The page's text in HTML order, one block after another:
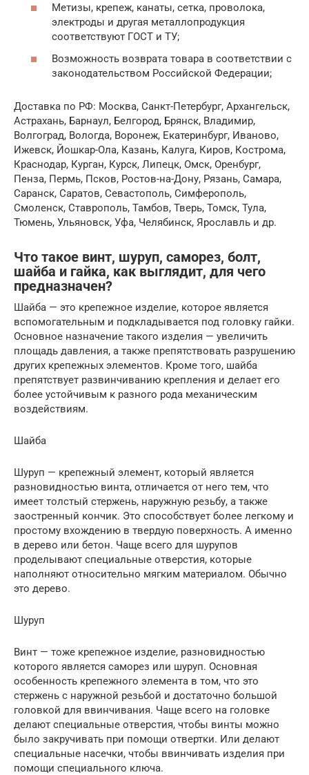
Метизы, крепеж, канаты, сетка, проволока,
электроды и другая металлопродукция
соответствуют ГОСТ и ТУ;
Возможность возврата товара в соответствии с
законодательством Российской Федерации;
Доставка по РФ: Москва, Санкт-Петербург, Архангельск,
Астрахань, Барнаул, Белгород, Брянск, Владимир,
Волгоград, Вологда, Воронеж, Екатеринбург, Иваново,
Ижевск, Йошкар-Ола, Казань, Калуга, Киров, Кострома,
Краснодар, Курган, Курск, Липецк, Омск, Оренбург,
Пенза, Пермь, Псков, Ростов-на-Дону, Рязань, Самара,
Саранск, Саратов, Севастополь, Симферополь,
Смоленск, Ставрополь, Тамбов, Тверь, Томск, Тула,
Тюмень, Ульяновск, Уфа, Челябинск, Ярославль и др.
Что такое винт, шуруп, саморез, болт,
шайба и гайка, как выглядит, для чего
предназначен?
Шайба — это крепежное изделие, которое является
вспомогательным и подкладывается под головку гайки.
Основное назначение такого изделия — увеличить
площадь давления, а также препятствовать разрушению
других крепежных элементов. Кроме того, шайба
препятствует развинчиванию крепления и делает его
более устойчивым к разного рода механическим
воздействиям.
Шайба
Шуруп — крепежный элемент, который является
разновидностью винта, отличается от него тем, что
имеет толстый стержень, наружную резьбу, а также
заостренный кончик. Это способствует более легкому и
простому вхождению в твердую поверхность. А именно
в дерево или бетон. Чаще всего для шурупов
проделывают специальные отверстия, которые
наполняют относительно мягким материалом. Обычно
это дерево.
Шуруп
Винт — тоже крепежное изделие, разновидностью
которого является саморез или шуруп. Основная
особенность крепежного элемента в том, что это
стержень с наружной резьбой и достаточно большой
головкой для ввинчивания. Чаще всего на головке
делают специальные отверстия, чтобы винты можно
было закручивать при помощи отвертки. Или делают
специальные насечки, чтобы ввинчивать изделия при
помощи специального ключа.